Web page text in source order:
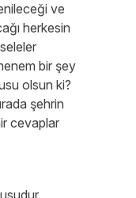
ve
herkesin
bir şey
olsun ki?
şehrin
cevaplar